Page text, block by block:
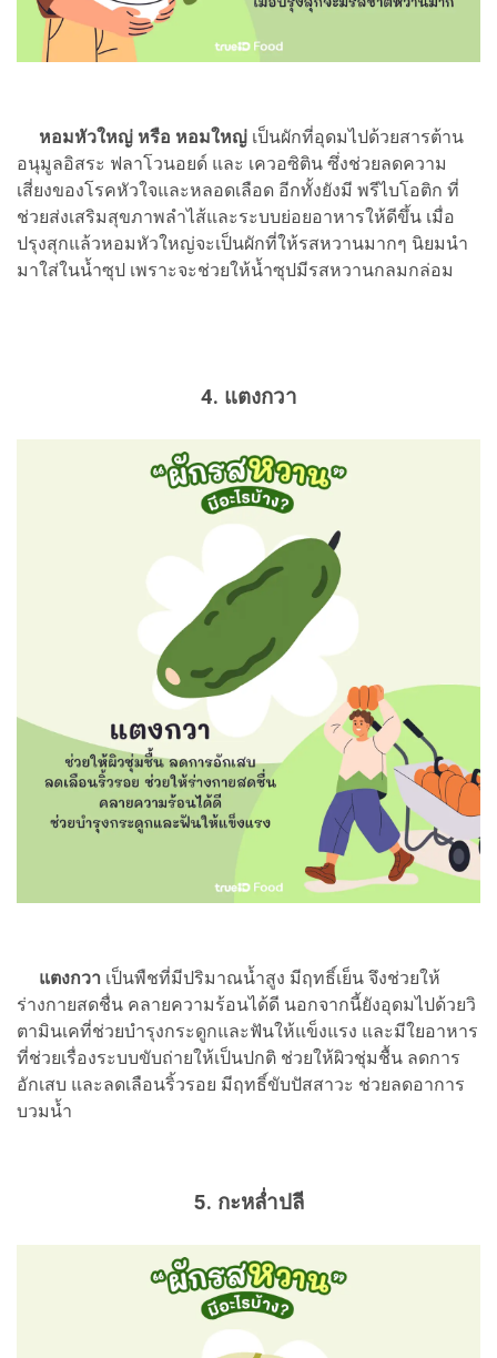
หอมหัวใหญ่ หรือ หอมใหญ่ เป็นผักที่อุดมไปด้วยสารต้าน
อนุมูลอิสระ ฟลาโวนอยด์ และ เควอซิติน ซึ่งช่วยลดความ
เสี่ยงของโรคหัวใจและหลอดเลือด อีกทั้งยังมี พรีไบโอติก ที่
ช่วยส่งเสริมสุขภาพลำไส้และระบบย่อยอาหารให้ดีขึ้น เมื่อ
ปรุงสุกแล้วหอมหัวใหญ่จะเป็นผักที่ให้รสหวานมากๆ นิยมนำ
มาใส่ในน้ำซุป เพราะจะช่วยให้น้ำซุปมีรสหวานกลมกล่อม
4. แตงกวา
แตงกวา เป็นพืชที่มีปริมาณน้ำสูง มีฤทธิ์เย็น จึงช่วยให้
ร่างกายสดชื่น คลายความร้อนได้ดี นอกจากนี้ยังอุดมไปด้วยวิ
ตามินเคที่ช่วยบำรุงกระดูกและฟันให้แข็งแรง และมีใยอาหาร
ที่ช่วยเรื่องระบบขับถ่ายให้เป็นปกติ ช่วยให้ผิวชุ่มชื้น ลดการ
อักเสบ และลดเลือนริ้วรอย มีฤทธิ์ขับปัสสาวะ ช่วยลดอาการ
บวมน้ำ
5. กะหล่ำปลี